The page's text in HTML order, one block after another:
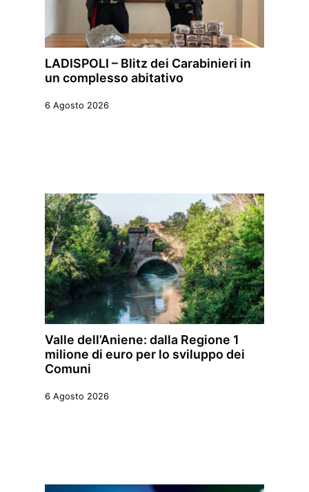
LADISPOLI – Blitz dei Carabinieri in
un complesso abitativo
6 Agosto 2026
Valle dell’Aniene: dalla Regione 1
milione di euro per lo sviluppo dei
Comuni
6 Agosto 2026